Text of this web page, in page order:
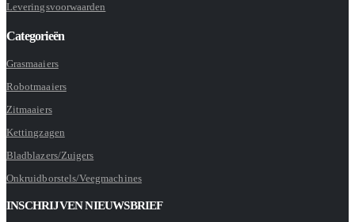
Leveringsvoorwaarden
Categorieën
Grasmaaiers
Robotmaaiers
Zitmaaiers
Kettingzagen
Bladblazers/Zuigers
Onkruidborstels/Veegmachines
INSCHRIJVEN NIEUWSBRIEF